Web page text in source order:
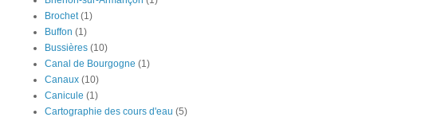
Brochet (1)
Buffon (1)
Bussières (10)
Canal de Bourgogne (1)
Canaux (10)
Canicule (1)
Cartographie des cours d'eau (5)